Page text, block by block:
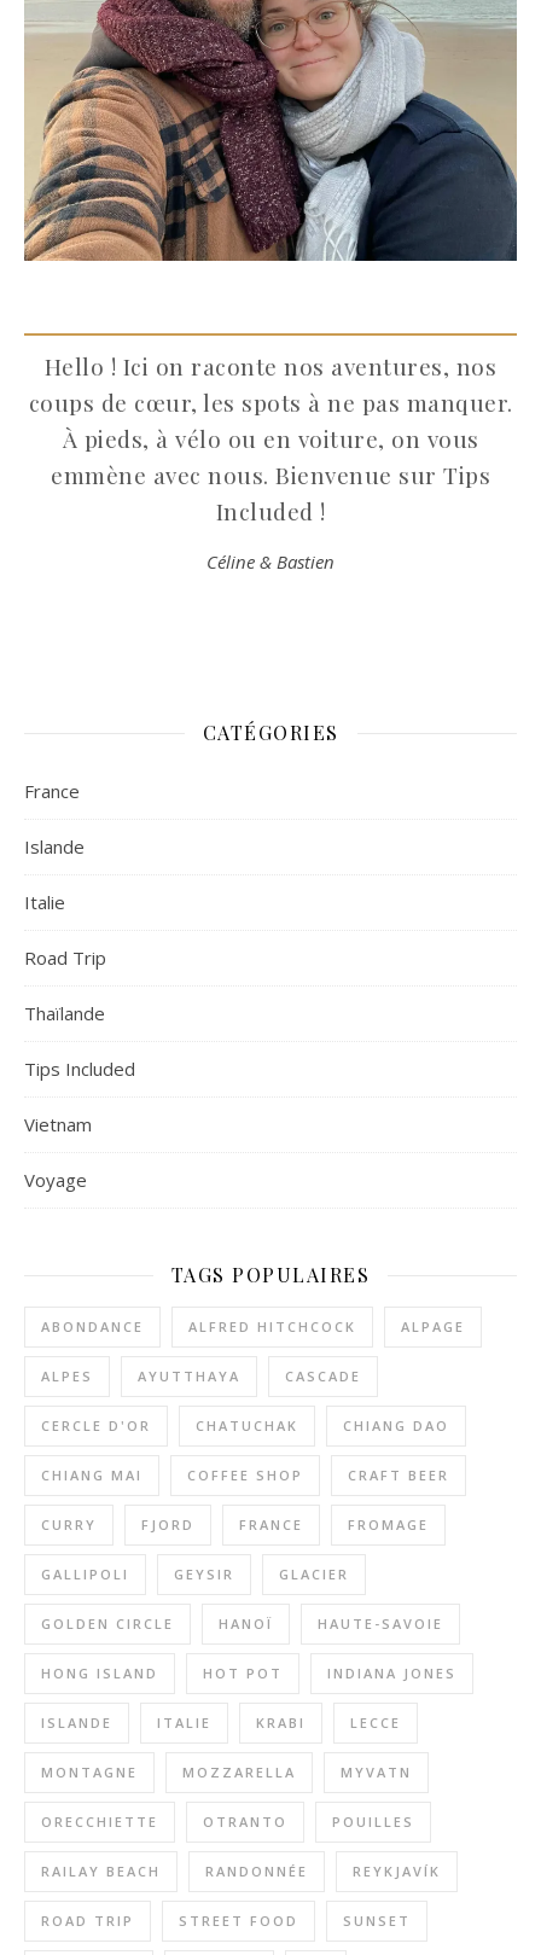
Hello ! Ici on raconte nos aventures, nos
coups de cœur, les spots à ne pas manquer.
À pieds, à vélo ou en voiture, on vous
emmène avec nous. Bienvenue sur Tips
Included !
Céline & Bastien
CATÉGORIES
France
Islande
Italie
Road Trip
Thaïlande
Tips Included
Vietnam
Voyage
TAGS POPULAIRES
ABONDANCE ALFRED HITCHCOCK ALPAGE
ALPES AYUTTHAYA CASCADE
CERCLE D'OR CHATUCHAK CHIANG DAO
CHIANG MAI COFFEE SHOP CRAFT BEER
CURRY FJORD FRANCE FROMAGE
GALLIPOLI GEYSIR GLACIER
GOLDEN CIRCLE HANOÏ HAUTE-SAVOIE
HONG ISLAND HOT POT INDIANA JONES
ISLANDE ITALIE KRABI LECCE
MONTAGNE MOZZARELLA MYVATN
ORECCHIETTE OTRANTO POUILLES
RAILAY BEACH RANDONNÉE REYKJAVÍK
ROAD TRIP STREET FOOD SUNSET